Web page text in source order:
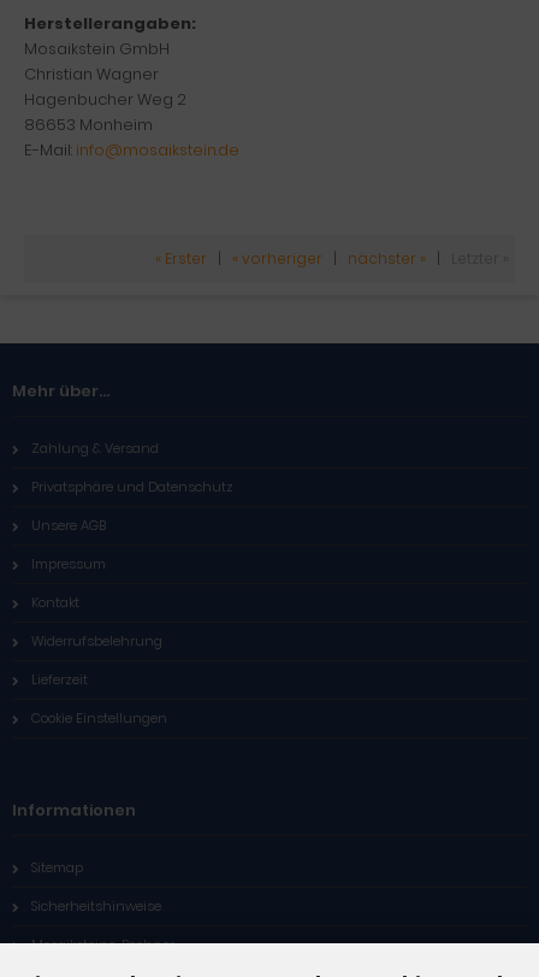
Herstellerangaben:
Mosaikstein GmbH
Christian Wagner
Hagenbucher Weg 2
86653 Monheim
E-Mail: info@mosaikstein.de
« Erster « vorheriger nächster »
Mehr über...
Zahlung & Versand
Privatsphäre und Datenschutz
Unsere AGB
Impressum
Kontakt
Widerrufsbelehrung
Lieferzeit
Cookie Einstellungen
Informationen
Sitemap
Sicherheitshinweise
Mosaiksteine-Rechner